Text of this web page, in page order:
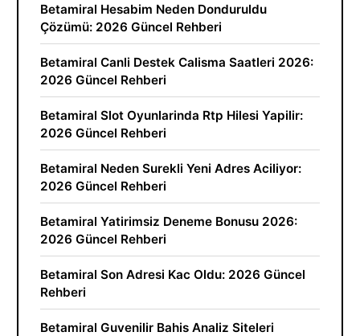
Betamiral Hesabim Neden Donduruldu
Çözümü: 2026 Güncel Rehberi
Betamiral Canli Destek Calisma Saatleri 2026:
2026 Güncel Rehberi
Betamiral Slot Oyunlarinda Rtp Hilesi Yapilir:
2026 Güncel Rehberi
Betamiral Neden Surekli Yeni Adres Aciliyor:
2026 Güncel Rehberi
Betamiral Yatirimsiz Deneme Bonusu 2026:
2026 Güncel Rehberi
Betamiral Son Adresi Kac Oldu: 2026 Güncel
Rehberi
Betamiral Guvenilir Bahis Analiz Siteleri